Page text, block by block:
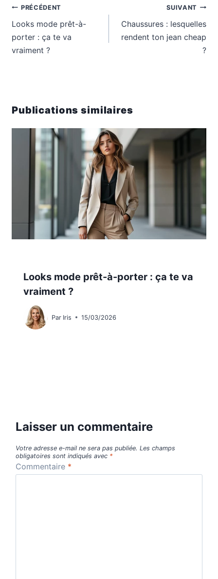
Navigation
de
PRÉCÉDENT
Looks mode prêt-à-
porter : ça te va
vraiment ?
SUIVANT
Chaussures : lesquelles
rendent ton jean cheap
?
Publications similaires
Looks mode prêt-à-porter : ça te va
vraiment ?
Par Iris 15/03/2026
Laisser un commentaire
Votre adresse e-mail ne sera pas publiée. Les champs
obligatoires sont indiqués avec *
Commentaire *